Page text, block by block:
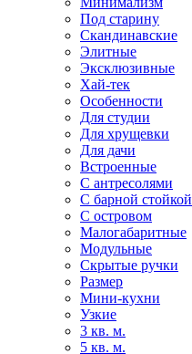
Под старину
Скандинавские
Элитные
Эксклюзивные
Хай-тек
Особенности
Для студии
Для хрущевки
Для дачи
Встроенные
С антресолями
С барной стойкой
С островом
Малогабаритные
Модульные
Скрытые ручки
Размер
Мини-кухни
Узкие
3 кв. м.
5 кв. м.